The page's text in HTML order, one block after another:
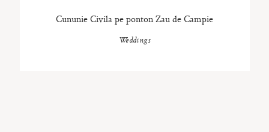
Cununie Civila pe ponton Zau de Campie
Weddings